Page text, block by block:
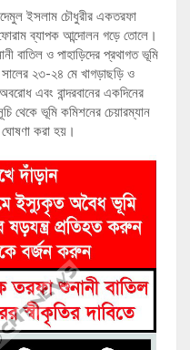
ইসলাম চৌধুরীর একতরফা
ফোরাম ব্যাপক আন্দোলন গড়ে তোলে।
বাতিল ও পাহাড়িদের প্রথাগত ভূমি
সালের ২৩-২৪ মে খাগড়াছড়ি ও
এবং বান্দরবানের একদিনের
থেকে ভূমি কমিশনের চেয়ারম্যান
ঘোষণা করা হয়।